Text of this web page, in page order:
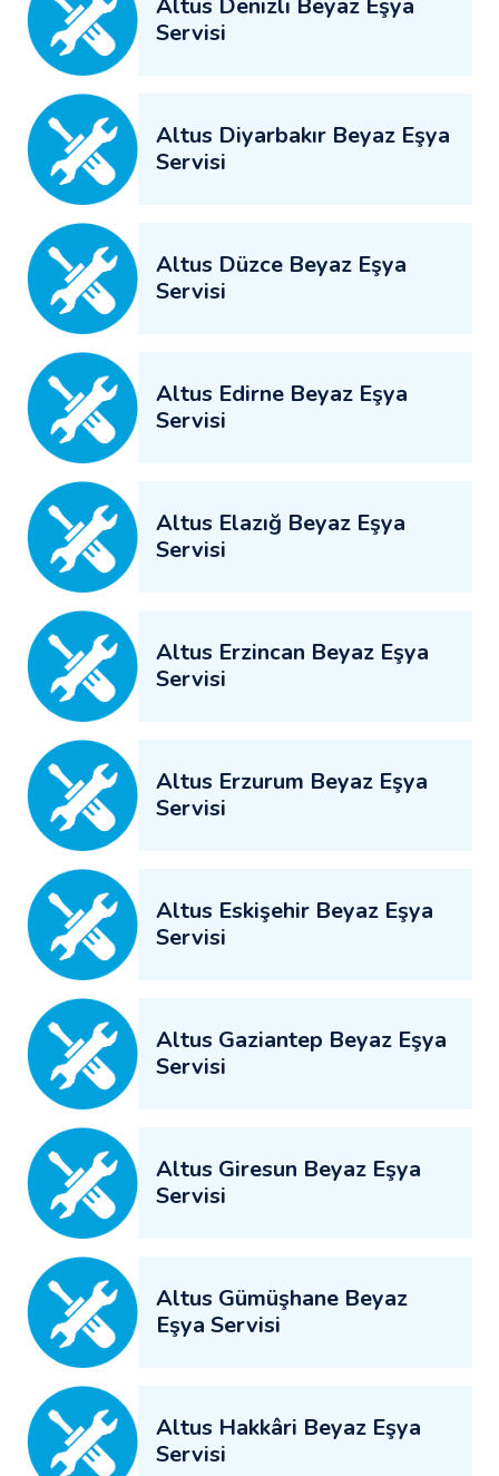
Servisi
Altus Diyarbakır Beyaz Eşya
Servisi
Altus Düzce Beyaz Eşya
Servisi
Altus Edirne Beyaz Eşya
Servisi
Altus Elazığ Beyaz Eşya
Servisi
Altus Erzincan Beyaz Eşya
Servisi
Altus Erzurum Beyaz Eşya
Servisi
Altus Eskişehir Beyaz Eşya
Servisi
Altus Gaziantep Beyaz Eşya
Servisi
Altus Giresun Beyaz Eşya
Servisi
Altus Gümüşhane Beyaz
Eşya Servisi
Altus Hakkâri Beyaz Eşya
Servisi